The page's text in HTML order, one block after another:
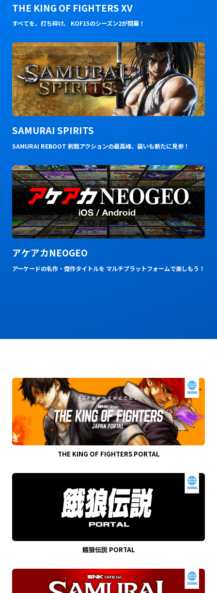
THE KING OF FIGHTERS XV
すべてを、打ち砕け。 KOF15のシーズン2が開幕！
SAMURAI SPIRITS
SAMURAI REBOOT 剣戟アクションの最高峰、装いも新たに見参！
アケアカNEOGEO
アーケードの名作・傑作タイトルを マルチプラットフォームで楽しもう！
THE KING OF FIGHTERS PORTAL
餓狼伝説 PORTAL